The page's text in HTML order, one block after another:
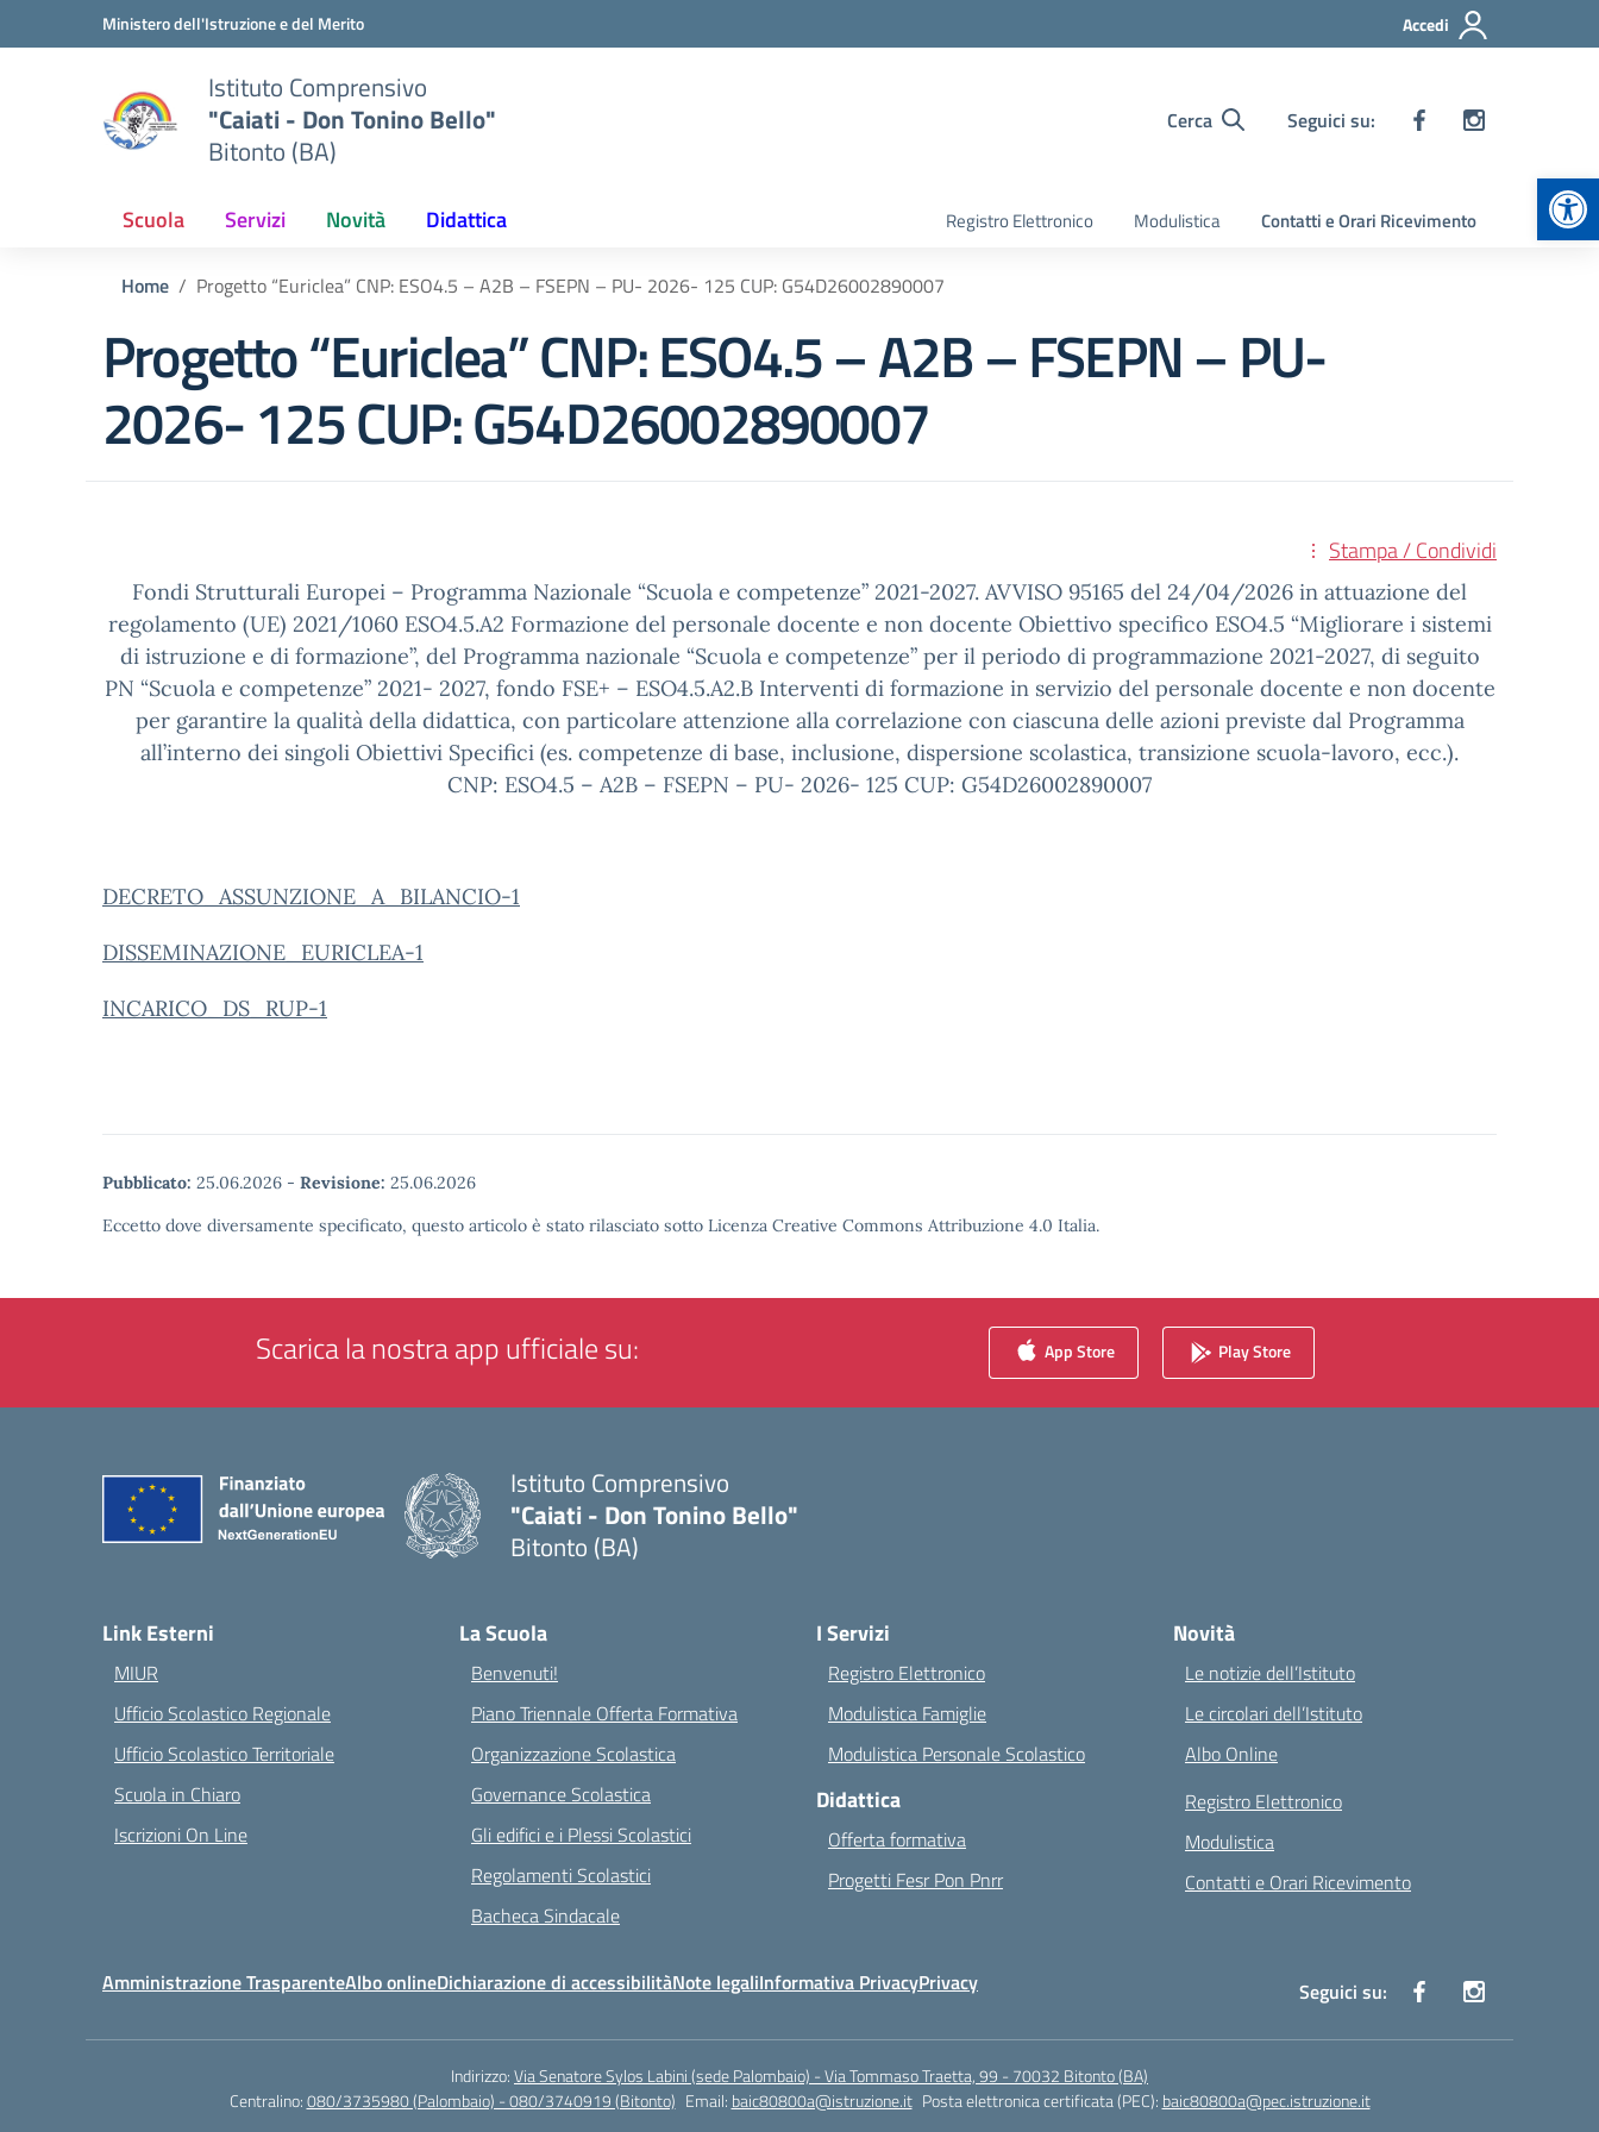
Vai ai contenuti
Vai al menu di navigazioneMinistero dell'Istruzione e del Merito Accedi
Istituto Comprensivo
"Caiati - Don Tonino Bello"
Bitonto (BA)
Cerca Seguici su:
Scuola Servizi Novità Didattica Registro Elettronico Modulistica Contatti e Orari Ricevimento
Home Progetto “Euriclea” CNP: ESO4.5 – A2B – FSEPN – PU- 2026- 125 CUP: G54D26002890007
Progetto “Euriclea” CNP: ESO4.5 – A2B – FSEPN – PU-
2026- 125 CUP: G54D26002890007
Stampa / Condividi
Fondi Strutturali Europei – Programma Nazionale “Scuola e competenze” 2021-2027. AVVISO 95165 del 24/04/2026 in attuazione del
regolamento (UE) 2021/1060 ESO4.5.A2 Formazione del personale docente e non docente Obiettivo specifico ESO4.5 “Migliorare i sistemi
di istruzione e di formazione”, del Programma nazionale “Scuola e competenze” per il periodo di programmazione 2021-2027, di seguito
PN “Scuola e competenze” 2021- 2027, fondo FSE+ – ESO4.5.A2.B Interventi di formazione in servizio del personale docente e non docente
per garantire la qualità della didattica, con particolare attenzione alla correlazione con ciascuna delle azioni previste dal Programma
all’interno dei singoli Obiettivi Specifici (es. competenze di base, inclusione, dispersione scolastica, transizione scuola-lavoro, ecc.).
CNP: ESO4.5 – A2B – FSEPN – PU- 2026- 125 CUP: G54D26002890007
DECRETO_ASSUNZIONE_A_BILANCIO-1
DISSEMINAZIONE_EURICLEA-1
INCARICO_DS_RUP-1
Pubblicato: 25.06.2026 - Revisione: 25.06.2026
Eccetto dove diversamente specificato, questo articolo è stato rilasciato sotto Licenza Creative Commons Attribuzione 4.0 Italia.
Scarica la nostra app ufficiale su: App Store Play Store
Istituto Comprensivo
"Caiati - Don Tonino Bello"
Bitonto (BA)
Link Esterni
MIUR
Ufficio Scolastico Regionale
Ufficio Scolastico Territoriale
Scuola in Chiaro
Iscrizioni On Line
La Scuola
Benvenuti!
Piano Triennale Offerta Formativa
Organizzazione Scolastica
Governance Scolastica
Gli edifici e i Plessi Scolastici
Regolamenti Scolastici
Bacheca Sindacale
I Servizi
Registro Elettronico
Modulistica Famiglie
Modulistica Personale Scolastico
Didattica
Offerta formativa
Progetti Fesr Pon Pnrr
Novità
Le notizie dell’Istituto
Le circolari dell’Istituto
Albo Online
Registro Elettronico
Modulistica
Contatti e Orari Ricevimento
Amministrazione TrasparenteAlbo onlineDichiarazione di accessibilitàNote legaliInformativa PrivacyPrivacy Seguici su:
Indirizzo:Via Senatore Sylos Labini (sede Palombaio) - Via Tommaso Traetta, 99 - 70032 Bitonto (BA)
Centralino:080/3735980 (Palombaio) - 080/3740919 (Bitonto) Email: baic80800a@istruzione.it Posta elettronica certificata (PEC): baic80800a@pec.istruzione.it